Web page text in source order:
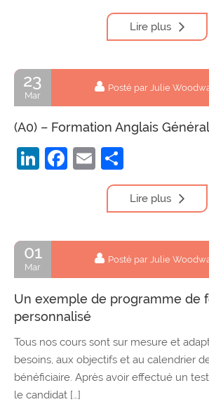
Lire plus
23
Mar
Posté par Julie
(A0) – Formation Anglais
LinkedIn
Facebook
Email
Lire plus
01
Mar
Posté par Julie
Un exemple de programme de
personnalisé
Tous nos cours sont sur mesure et
besoins, aux objectifs et au calendrier
bénéficiaire. Après avoir effectué un
le candidat […]